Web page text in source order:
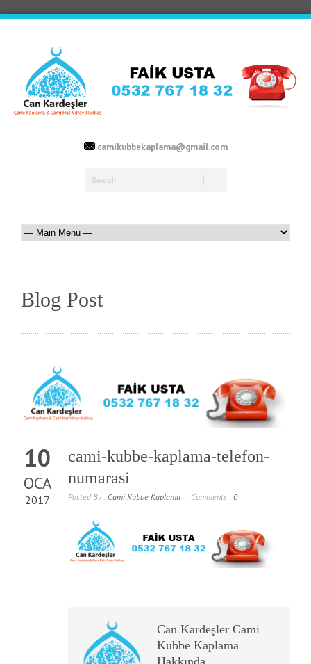
camikubbekaplama@gmail.com
Blog Post
10
OCA
2017
cami-kubbe-kaplama-telefon-
numarasi
Posted By : Cami Kubbe Kaplama Comments : 0
Can Kardeşler Cami
Kubbe Kaplama